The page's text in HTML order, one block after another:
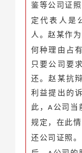
鉴等公司证
定代表人是
人。赵某作为
何种理由占
只要公司要
还。赵某抗
利益提出的
此，A 公司当
规定，在此
还公司证照